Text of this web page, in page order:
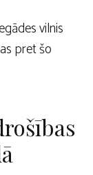
vilnis
pret šo